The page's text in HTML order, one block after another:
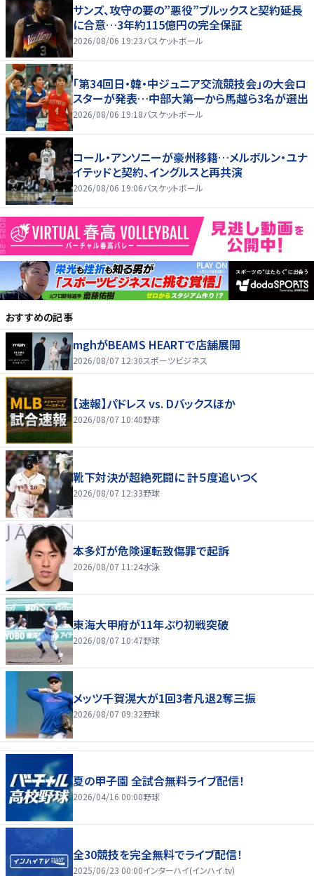
サンズ、攻守の要の”悪役”ブルックスと契約延長
に合意…3年約115億円の完全保証
2026/08/06 19:23バスケットボール
「第34回日・韓・中ジュニア交流競技会」の大会ロ
スターが発表…中部大第一から馬越ら3名が選出
2026/08/06 19:18バスケットボール
コール・アンソニーが豪州移籍…メルボルン・ユナ
イテッドと契約、イングルスと再共演
2026/08/06 19:06バスケットボール
おすすめの記事
mghがBEAMS HEARTで店舗展開
2026/08/07 12:30スポーツビジネス
【速報】パドレス vs. Dバックスほか
2026/08/07 10:40野球
靴下対決が超絶死闘に 計５度追いつく
2026/08/07 12:33野球
本多灯が危険運転致傷罪で起訴
2026/08/07 11:24水泳
東海大甲府が11年ぶり初戦突破
2026/08/07 10:47野球
メッツ千賀滉大が1回3者凡退2奪三振
2026/08/07 09:32野球
夏の甲子園 全試合無料ライブ配信！
2026/04/16 00:00野球
全30競技を完全無料でライブ配信！
2025/06/23 00:00インターハイ(インハイ.tv)